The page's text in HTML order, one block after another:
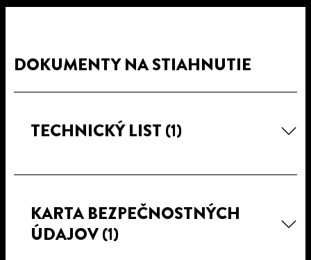
DOKUMENTY NA STIAHNUTIE
TECHNICKÝ LIST (1)
KARTA BEZPEČNOSTNÝCH
ÚDAJOV(1)